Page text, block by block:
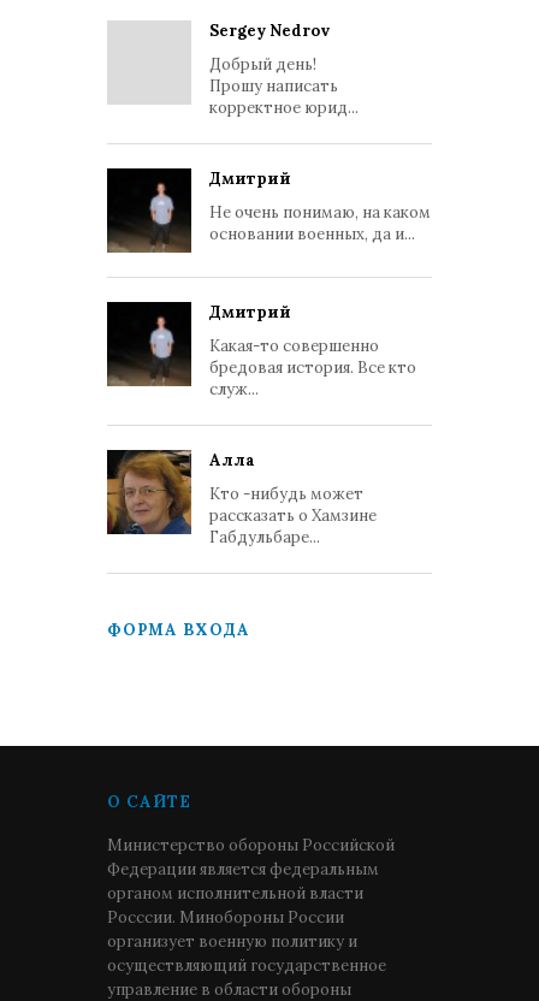
Sergey Nedrov
Добрый день!
Прошу написать
корректное юрид...
Дмитрий
Не очень понимаю, на каком
основании военных, да и...
Дмитрий
Какая-то совершенно
бредовая история. Все кто
служ...
Алла
Кто -нибудь может
рассказать о Хамзине
Габдульбаре...
ФОРМА ВХОДА
О САЙТЕ
Министерство обороны Российской
Федерации является федеральным
органом исполнительной власти
Росссии. Минобороны России
организует военную политику и
осуществляющий государственное
управление в области обороны